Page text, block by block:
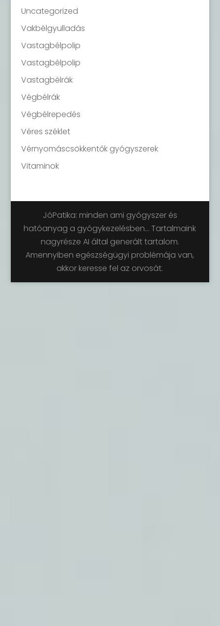
Uncategorized
Vakbélgyulladás
Vastagbélpolip
Vastagbélpolip
Vastagbélrák
Végbélrák
Végbélrepedés
Véres széklet
Vérnyomáscsökkentők gyógyszerek
Vitaminok
JóPatika: minden ami gyógyszer és
hatóanyag a gyógykezelésben... Tartalmaink
nagyrésze AI által generált tartalom.
Amennyiben egészségügyi problémája van,
akkor keresse fel az orvosát.